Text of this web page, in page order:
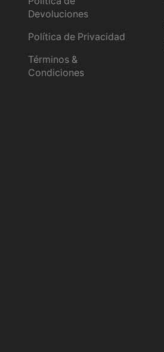
Devoluciones
Política de Privacidad
Términos &
Condiciones